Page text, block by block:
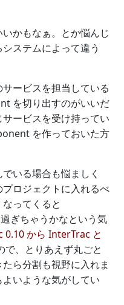
かもなぁ。とか悩んじ
ステムによって違う
ービスを担当している
を切り出すのがいいだ
ービスを受け持ってい
を作っておいた方
いる場合も悩ましく
ロジェクトに入れるべ
ってくると
ぎちゃうかなという気
0.10 から InterTrac と
で、とりあえず丸ごと
ら分割も視野に入れま
いような気がしてい